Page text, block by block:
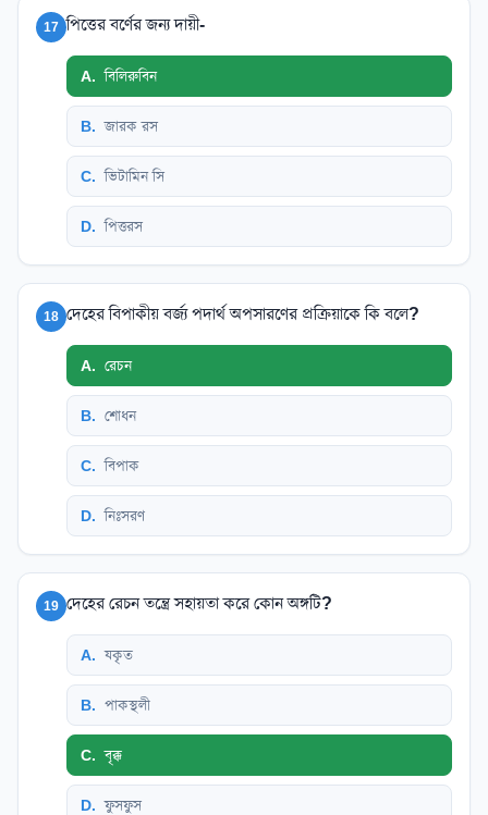
17 পিত্তের বর্ণের জন্য দায়ী-
A. বিলিরুবিন
B. জারক রস
C. ভিটামিন সি
D. পিত্তরস
18 দেহের বিপাকীয় বর্জ্য পদার্থ অপসারণের প্রক্রিয়াকে কি বলে?
A. রেচন
B. শোধন
C. বিপাক
D. নিঃসরণ
19 দেহের রেচন তন্ত্রে সহায়তা করে কোন অঙ্গটি?
A. যকৃত
B. পাকস্থলী
C. বৃক্ক
D. ফুসফুস